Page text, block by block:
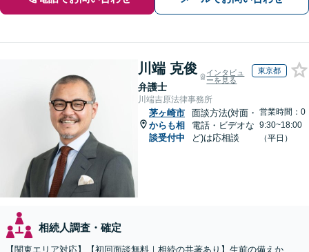
川端 克俊
弁護士
インタビュ
ーを見る
東京都
川端吉原法律事務所
茅ヶ崎市
からも相
談受付中
面談方法(対面・
電話・ビデオな
ど)は応相談
営業時間：0
9:30~18:00
（平日）
相続人調査・確定
【関東エリア対応】【初回面談無料｜相続の共著あり】生前の備えか